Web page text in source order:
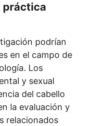
práctica
podrían
en el campo de
Los
y sexual
del cabello
la evaluación y
relacionados